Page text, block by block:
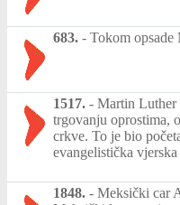
683. - Tokom opsade
1517. - Martin Luther
trgovanju oprostima,
crkve. To je bio
evangelistička vjerska
1848. - Meksički car